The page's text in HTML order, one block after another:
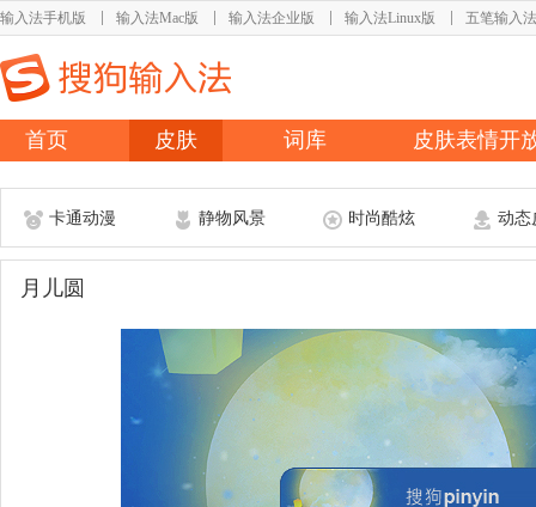
输入法手机版 输入法Mac版 输入法企业版 输入法Linux版 五笔输入法
首页 皮肤 词库 皮肤表情开
卡通动漫 静物风景 时尚酷炫 动态
月儿圆